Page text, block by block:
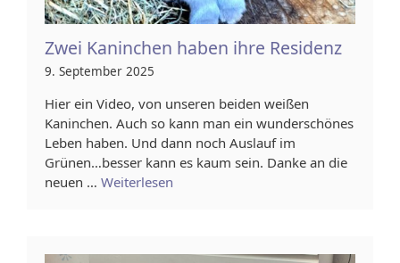
Zwei Kaninchen haben ihre Residenz
9. September 2025
Hier ein Video, von unseren beiden weißen
Kaninchen. Auch so kann man ein wunderschönes
Leben haben. Und dann noch Auslauf im
Grünen…besser kann es kaum sein. Danke an die
neuen … Weiterlesen